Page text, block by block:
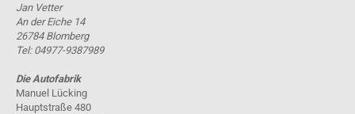
Jan Vetter
An der Eiche 14
26784 Blomberg
Tel: 04977-9387989
Die Autofabrik
Manuel Lücking
Hauptstraße 480